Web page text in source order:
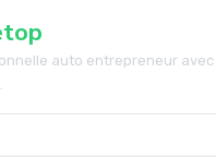
auto entrepreneur avec